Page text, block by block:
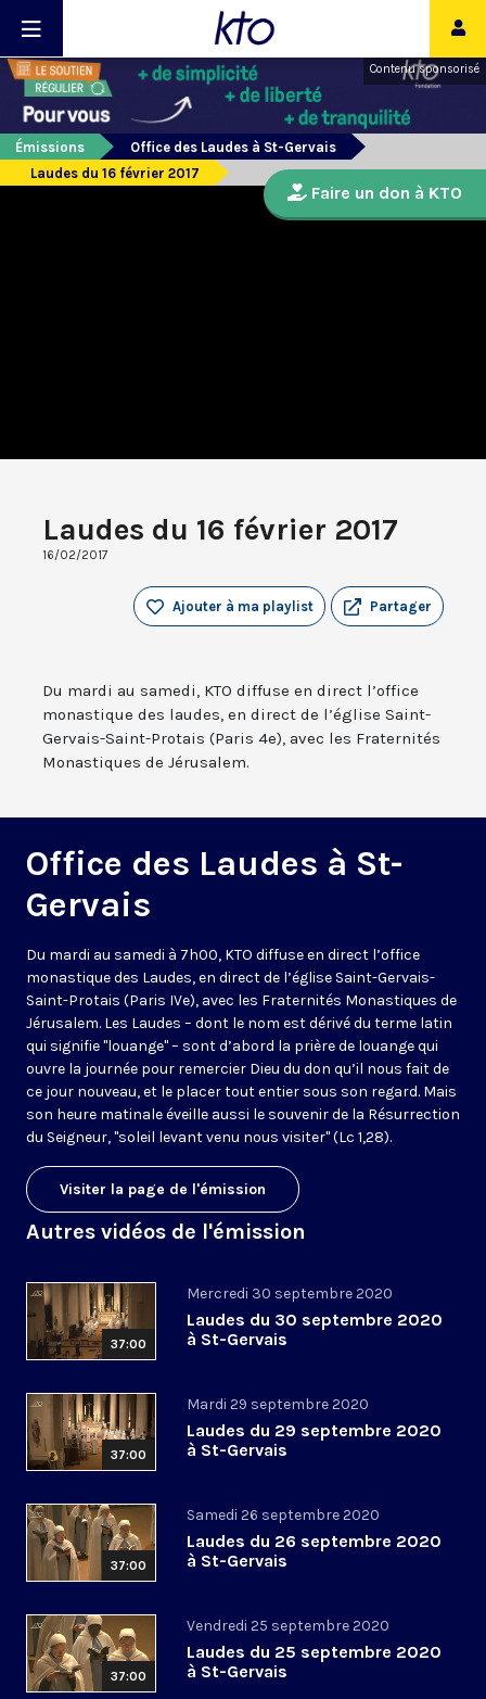
Contenu sponsorisé
Émissions
Office des Laudes à St-Gervais
Laudes du 16 février 2017
Laudes du 16 février 2017
16/02/2017
Partager
Ajouter à ma playlist
Du mardi au samedi, KTO diffuse en direct l’office
monastique des laudes, en direct de l’église Saint-
Gervais-Saint-Protais (Paris 4e), avec les Fraternités
Monastiques de Jérusalem.
Office des Laudes à St-
Gervais
Du mardi au samedi à 7h00, KTO diffuse en direct l’office
monastique des Laudes, en direct de l’église Saint-Gervais-
Saint-Protais (Paris IVe), avec les Fraternités Monastiques de
Jérusalem. Les Laudes – dont le nom est dérivé du terme latin
qui signifie "louange" – sont d’abord la prière de louange qui
ouvre la journée pour remercier Dieu du don qu’il nous fait de
ce jour nouveau, et le placer tout entier sous son regard. Mais
son heure matinale éveille aussi le souvenir de la Résurrection
du Seigneur, "soleil levant venu nous visiter" (Lc 1,28).
Visiter la page de l'émission
Autres vidéos de l'émission
37:00
Mercredi 30 septembre 2020
Laudes du 30 septembre 2020
à St-Gervais
37:00
Mardi 29 septembre 2020
Laudes du 29 septembre 2020
à St-Gervais
37:00
Samedi 26 septembre 2020
Laudes du 26 septembre 2020
à St-Gervais
37:00
Vendredi 25 septembre 2020
Laudes du 25 septembre 2020
à St-Gervais
Faire un don à KTO